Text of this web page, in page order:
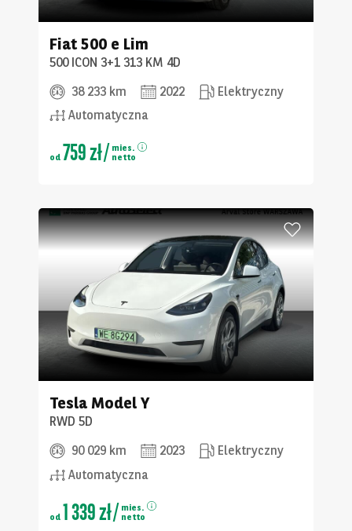
Fiat 500 e Lim
500 ICON 3+1 313 KM 4D
38 233 km
2022
Elektryczny
Automatyczna
od 759 zł/ mies.
netto
Tesla Model Y
RWD 5D
90 029 km
2023
Elektryczny
Automatyczna
od 1 339 zł/ mies.
netto